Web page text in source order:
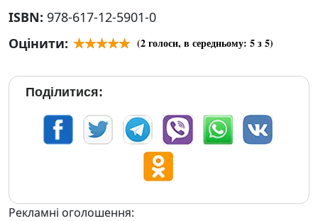
ISBN: 978-617-12-5901-0
Оцінити:
(2голоси, в середньому: 5з 5)
Поділитися:
Рекламні оголошення: